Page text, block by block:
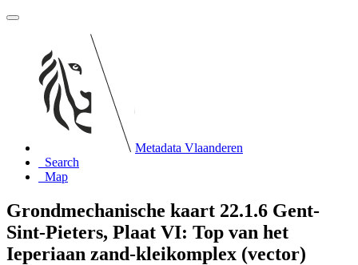
Metadata Vlaanderen
Search
Map
Grondmechanische kaart 22.1.6 Gent-
Sint-Pieters, Plaat VI: Top van het
Ieperiaan zand-kleikomplex (vector)